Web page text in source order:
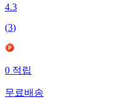
4.3
(3)
0적립
무료배송